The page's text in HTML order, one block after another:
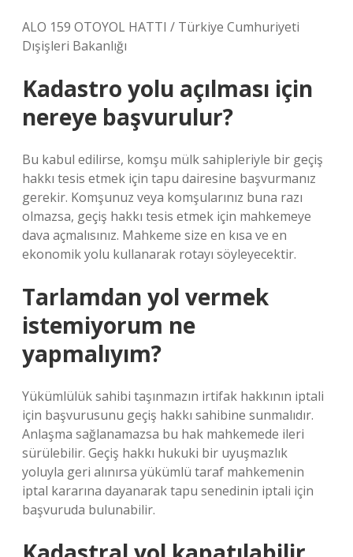
ALO 159 OTOYOL HATTI / Türkiye Cumhuriyeti
Dışişleri Bakanlığı
Kadastro yolu açılması için
nereye başvurulur?
Bu kabul edilirse, komşu mülk sahipleriyle bir geçiş
hakkı tesis etmek için tapu dairesine başvurmanız
gerekir. Komşunuz veya komşularınız buna razı
olmazsa, geçiş hakkı tesis etmek için mahkemeye
dava açmalısınız. Mahkeme size en kısa ve en
ekonomik yolu kullanarak rotayı söyleyecektir.
Tarlamdan yol vermek
istemiyorum ne
yapmalıyım?
Yükümlülük sahibi taşınmazın irtifak hakkının iptali
için başvurusunu geçiş hakkı sahibine sunmalıdır.
Anlaşma sağlanamazsa bu hak mahkemede ileri
sürülebilir. Geçiş hakkı hukuki bir uyuşmazlık
yoluyla geri alınırsa yükümlü taraf mahkemenin
iptal kararına dayanarak tapu senedinin iptali için
başvuruda bulunabilir.